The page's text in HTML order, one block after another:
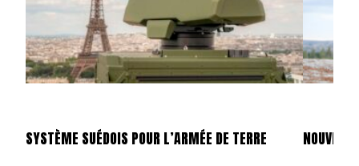
SYSTÈME SUÉDOIS POUR L’ARMÉE DE TERRE